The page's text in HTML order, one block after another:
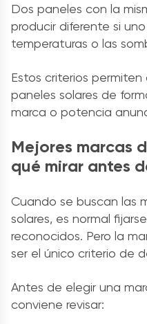
Dos paneles con la
producir diferente si
temperaturas o las
Estos criterios
paneles solares de
marca o potencia
Mejores marcas
qué mirar antes
Cuando se buscan las
solares, es normal
reconocidos. Pero la
ser el único criterio de
Antes de elegir una
conviene revisar: